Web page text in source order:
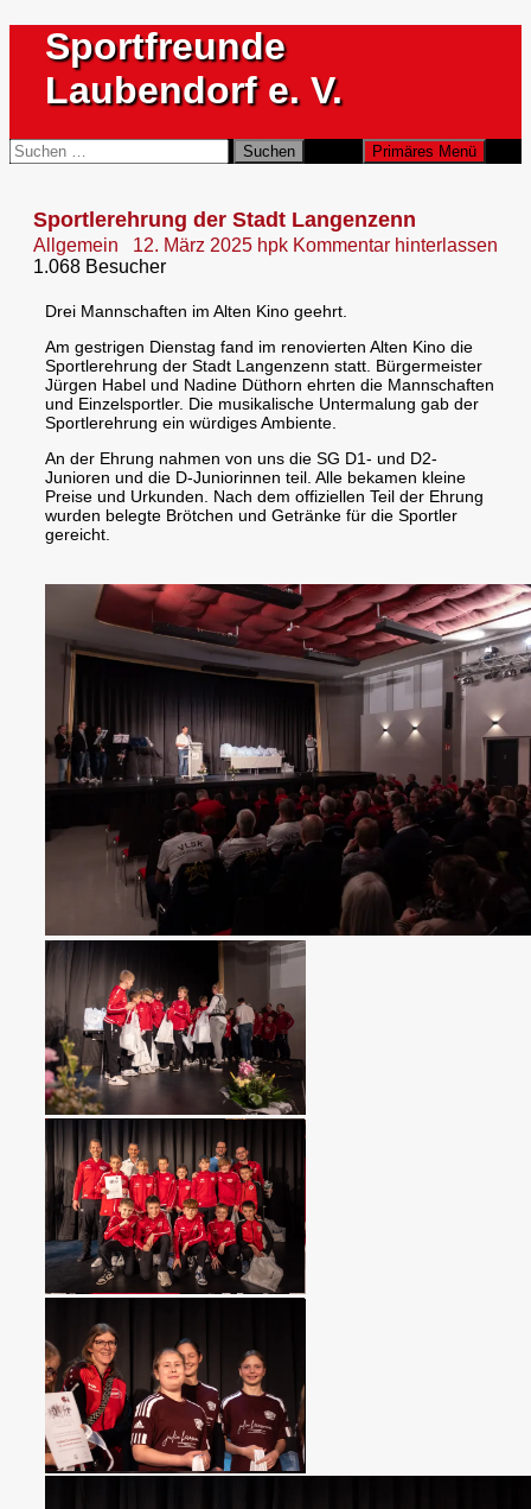
Inhalt
springen
Sportfreunde
Laubendorf e. V.
Suchen Primäres Menü
Suchen
nach:
Sportlerehrung der Stadt Langenzenn
Allgemein 12. März 2025 hpk Kommentar hinterlassen
1.068 Besucher
Drei Mannschaften im Alten Kino geehrt.
Am gestrigen Dienstag fand im renovierten Alten Kino die
Sportlerehrung der Stadt Langenzenn statt. Bürgermeister
Jürgen Habel und Nadine Düthorn ehrten die Mannschaften
und Einzelsportler. Die musikalische Untermalung gab der
Sportlerehrung ein würdiges Ambiente.
An der Ehrung nahmen von uns die SG D1- und D2-
Junioren und die D-Juniorinnen teil. Alle bekamen kleine
Preise und Urkunden. Nach dem offiziellen Teil der Ehrung
wurden belegte Brötchen und Getränke für die Sportler
gereicht.